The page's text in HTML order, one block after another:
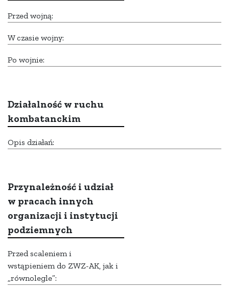
Przed wojną:
W czasie wojny:
Po wojnie:
Działalność w ruchu
kombatanckim
Opis działań:
Przynależność i udział
w pracach innych
organizacji i instytucji
podziemnych
Przed scaleniem i
wstąpieniem do ZWZ-AK, jak i
„równolegle”: